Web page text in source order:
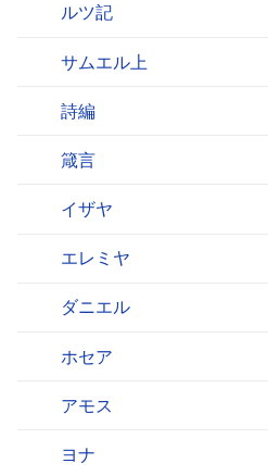
ルツ記
サムエル上
詩編
箴言
イザヤ
エレミヤ
ダニエル
ホセア
アモス
ヨナ